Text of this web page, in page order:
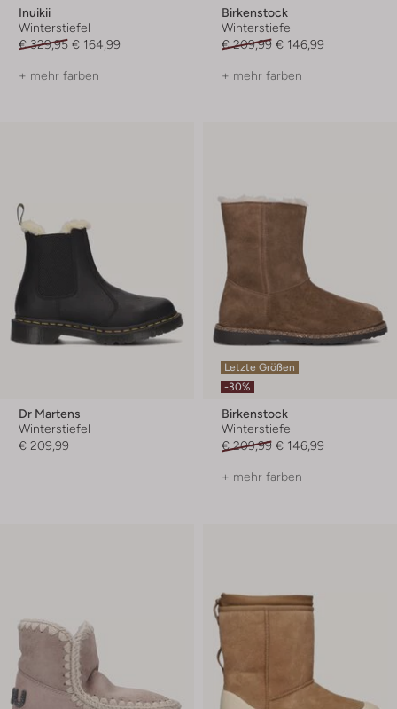
Inuikii
Winterstiefel
€ 329,95 € 164,99
+ mehr farben
Birkenstock
Winterstiefel
€ 209,99 € 146,99
+ mehr farben
Dr Martens
Winterstiefel
€ 209,99
Letzte Größen
-30%
Birkenstock
Winterstiefel
€ 209,99 € 146,99
+ mehr farben